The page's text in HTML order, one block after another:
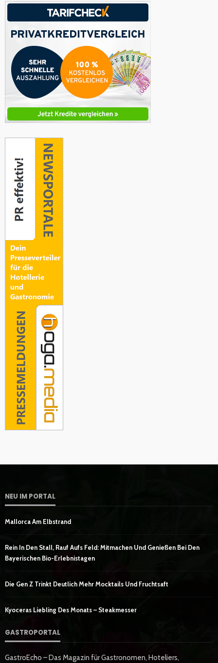
NEU IM PORTAL
Mallorca Am Elbstrand
Rein In Den Stall, Rauf Aufs Feld: Mitmachen Und Genießen Bei Den
Bayerischen Bio-Erlebnistagen
Die Gen Z Trinkt Deutlich Mehr Mocktails Und Fruchtsaft
Kyoceras Liebling Des Monats – Steakmesser
GASTROPORTAL
GastroEcho – Das Magazin für Gastronomen, Hoteliers,